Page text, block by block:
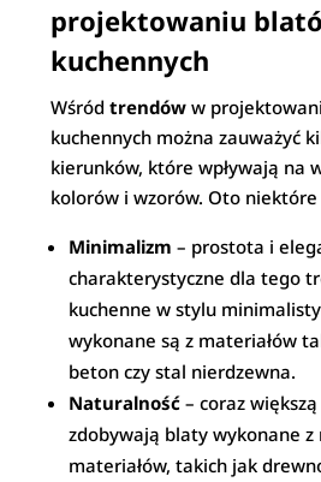
projektowaniu
kuchennych
Wśródtrendów w
kuchennych można zauważyć
kierunków, które wpływają na
kolorów i wzorów. Oto niektóre
Minimalizm – prostota i
charakterystyczne dla tego
kuchenne w stylu
wykonane są z materiałów
beton czy stal nierdzewna.
Naturalność – coraz
zdobywają blaty wykonane
materiałów, takich jak